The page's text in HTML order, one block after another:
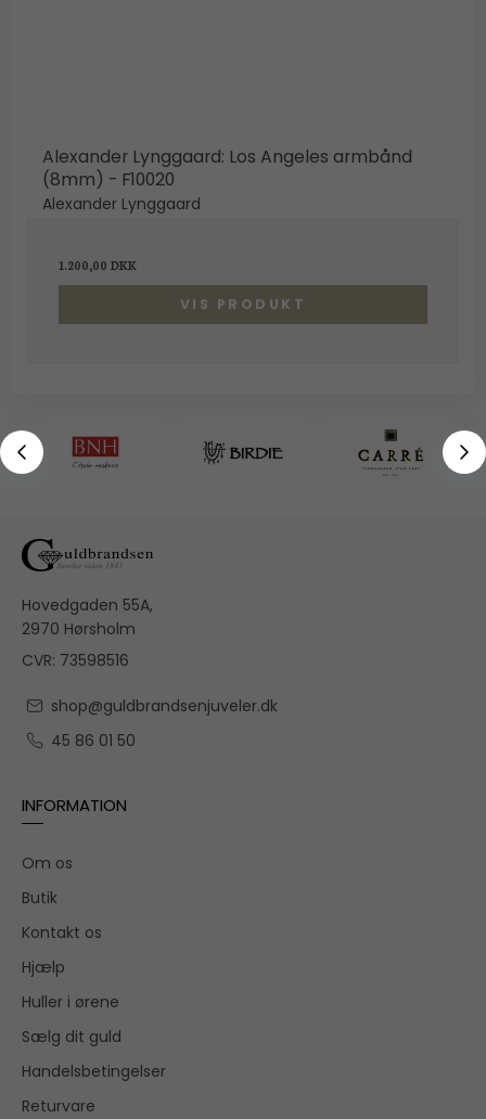
Alexander Lynggaard: Los Angeles armbånd
(8mm) - F10020
Alexander Lynggaard
1.200,00 DKK
VIS PRODUKT
Hovedgaden 55A,
2970 Hørsholm
CVR: 73598516
shop@guldbrandsenjuveler.dk
45 86 01 50
INFORMATION
Om os
Butik
Kontakt os
Hjælp
Huller i ørene
Sælg dit guld
Handelsbetingelser
Returvare